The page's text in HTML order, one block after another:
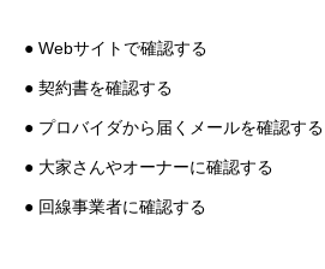
● Webサイトで確認する
● 契約書を確認する
● プロバイダから届くメールを確認する
● 大家さんやオーナーに確認する
● 回線事業者に確認する